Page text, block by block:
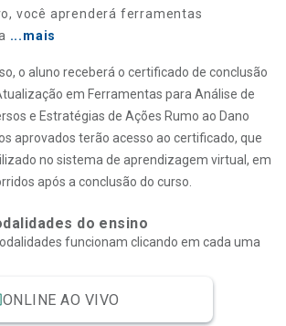
você aprenderá ferramentas
...mais
o aluno receberá o certificado de conclusão
em Ferramentas para Análise de
e Estratégias de Ações Rumo ao Dano
aprovados terão acesso ao certificado, que
no sistema de aprendizagem virtual, em
após a conclusão do curso.
do ensino
ONLINE AO VIVO
funcionam clicando em cada uma